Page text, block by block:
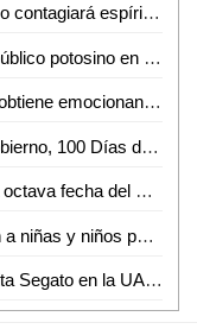
Concierto gratuito en el archivo histórico contagiará espíritu navideño
Irene Vallejo y Jorge Volpi cautivan al público potosino en el XVII Festival Internacional Letras en San Luis
Selección de básquetbol de la UASLP obtiene emocionante triunfo en la Liga ABE México
El programa municipal 100 Días de Gobierno, 100 Días de Talacha, llegó a su jornada número 55 en la Colonia El Sauzalito
Estudiantes de la UASLP triunfan en la octava fecha del Nacional BMX
Gobierno de la Capital reitera invitación a niñas y niños para ganarse camisetas del Atlético de San Luis
Exitoso conversatorio de la activista Rita Segato en la UASLP